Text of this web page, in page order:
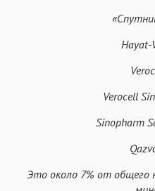
Hayat-
Verocell
Sinopharm
Это около 7% от общего